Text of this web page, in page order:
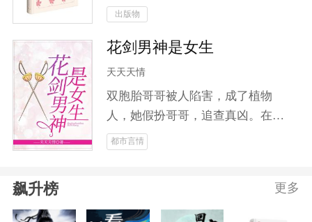
摩的一首诗，收入了徐志摩创作
《猛虎集》《云游》四部诗集中的
所有诗歌，完整呈现了诗人的诗歌
出版物
花剑男神是女生
天天天情
双胞胎哥哥被人陷害，成了植物
人，她假扮哥哥，追查真凶。在花
剑男子比赛中，她脱颖而出，成为
花剑男神，受到万千少女的疯狂追
愿，蜕变为花剑女神，成就花剑霸
业！爱情事业双丰收！！
都市言情
飙升榜 更多